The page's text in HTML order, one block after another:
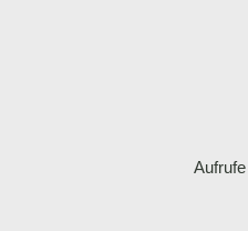
Aufrufe